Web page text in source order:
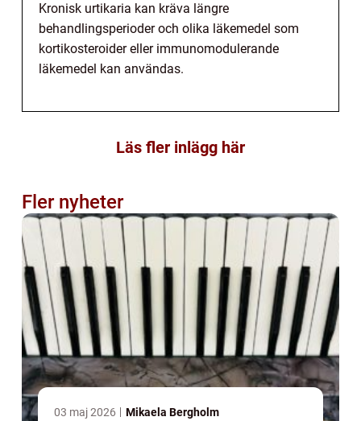
Kronisk urtikaria kan kräva längre
behandlingsperioder och olika läkemedel som
kortikosteroider eller immunomodulerande
läkemedel kan användas.
Läs fler inlägg här
Fler nyheter
03 maj 2026 Mikaela Bergholm